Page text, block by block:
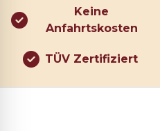
Keine
Anfahrtskosten
TÜV Zertifiziert